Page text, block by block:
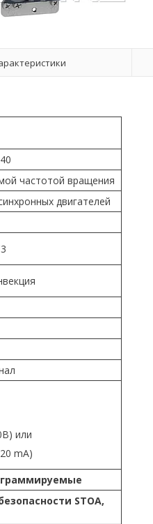
частотой вращения
двигателей
или
mA)
STOA,